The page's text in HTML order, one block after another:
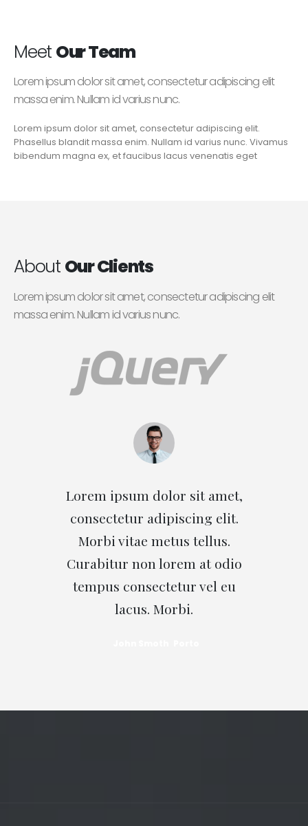
Meet Our Team
Lorem ipsum dolor sit amet, consectetur adipiscing elit
massa enim. Nullam id varius nunc.
Lorem ipsum dolor sit amet, consectetur adipiscing elit.
Phasellus blandit massa enim. Nullam id varius nunc. Vivamus
bibendum magna ex, et faucibus lacus venenatis eget
About Our Clients
Lorem ipsum dolor sit amet, consectetur adipiscing elit
massa enim. Nullam id varius nunc.
Lorem ipsum dolor sit amet,
consectetur adipiscing elit.
Morbi vitae metus tellus.
Curabitur non lorem at odio
tempus consectetur vel eu
lacus. Morbi.